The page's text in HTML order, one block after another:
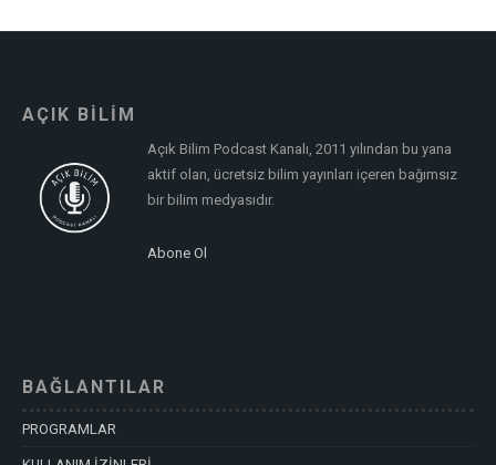
AÇIK BİLİM
Açık Bilim Podcast Kanalı, 2011 yılından bu yana
aktif olan, ücretsiz bilim yayınları içeren bağımsız
bir bilim medyasıdır.
Abone Ol
BAĞLANTILAR
PROGRAMLAR